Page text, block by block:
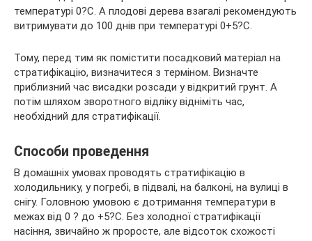
температурі 0?С. А плодові дерева взагалі рекомендують
витримувати до 100 днів при температурі 0+5?С.
Тому, перед тим як помістити посадковий матеріал на
стратифікацію, визначитеся з терміном. Визначте
приблизний час висадки розсади у відкритий грунт. А
потім шляхом зворотного відліку відніміть час,
необхідний для стратифікації.
Способи проведення
В домашніх умовах проводять стратифікацію в
холодильнику, у погребі, в підвалі, на балконі, на вулиці в
снігу. Головною умовою є дотримання температури в
межах від 0 ? до +5?С. Без холодної стратифікації
насіння, звичайно ж проросте, але відсоток схожості